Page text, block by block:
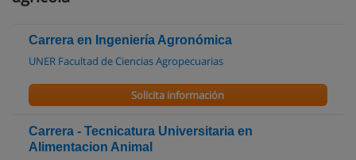
Carrera en Ingeniería Agronómica
UNER Facultad de Ciencias Agropecuarias
Solicita información
Carrera - Tecnicatura Universitaria en
Alimentacion Animal